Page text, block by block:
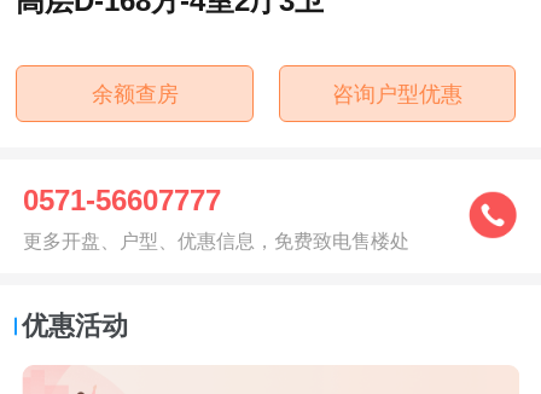
余额查房 咨询户型优惠
0571-56607777
更多开盘、户型、优惠信息，免费致电售楼处
优惠活动